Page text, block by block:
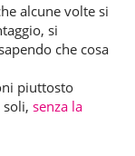
alcune volte si
si
che cosa
piuttosto
soli, senza la